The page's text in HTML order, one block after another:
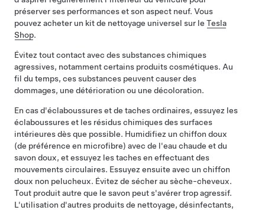
préserver ses performances et son aspect neuf. Vous
pouvez acheter un kit de nettoyage universel sur le Tesla
Shop.
Évitez tout contact avec des substances chimiques
agressives, notamment certains produits cosmétiques. Au
fil du temps, ces substances peuvent causer des
dommages, une détérioration ou une décoloration.
En cas d'éclaboussures et de taches ordinaires, essuyez les
éclaboussures et les résidus chimiques des surfaces
intérieures dès que possible. Humidifiez un chiffon doux
(de préférence en microfibre) avec de l'eau chaude et du
savon doux, et essuyez les taches en effectuant des
mouvements circulaires. Essuyez ensuite avec un chiffon
doux non pelucheux. Évitez de sécher au sèche-cheveux.
Tout produit autre que le savon peut s'avérer trop agressif.
L'utilisation d'autres produits de nettoyage, désinfectants,